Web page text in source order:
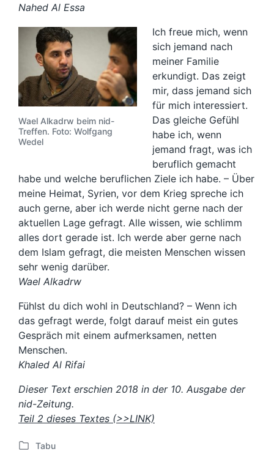
Nahed Al Essa
Wael Alkadrw beim nid-
Treffen. Foto: Wolfgang
Wedel
Ich freue mich, wenn
sich jemand nach
meiner Familie
erkundigt. Das zeigt
mir, dass jemand sich
für mich interessiert.
Das gleiche Gefühl
habe ich, wenn
jemand fragt, was ich
beruflich gemacht
habe und welche beruflichen Ziele ich habe. – Über
meine Heimat, Syrien, vor dem Krieg spreche ich
auch gerne, aber ich werde nicht gerne nach der
aktuellen Lage gefragt. Alle wissen, wie schlimm
alles dort gerade ist. Ich werde aber gerne nach
dem Islam gefragt, die meisten Menschen wissen
sehr wenig darüber.
Wael Alkadrw
Fühlst du dich wohl in Deutschland? – Wenn ich
das gefragt werde, folgt darauf meist ein gutes
Gespräch mit einem aufmerksamen, netten
Menschen.
Khaled Al Rifai
Dieser Text erschien 2018 in der 10. Ausgabe der
nid-Zeitung.
Teil 2 dieses Textes (>>LINK)
V
Tabu